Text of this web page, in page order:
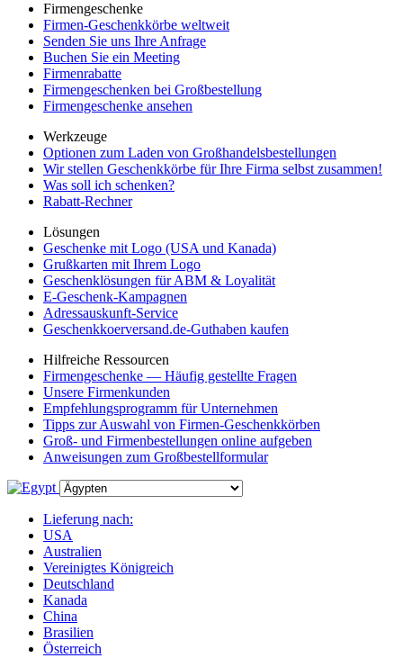
Firmengeschenke
Firmen-Geschenkkörbe weltweit
Senden Sie uns Ihre Anfrage
Buchen Sie ein Meeting
Firmenrabatte
Firmengeschenken bei Großbestellung
Firmengeschenke ansehen
Werkzeuge
Optionen zum Laden von Großhandelsbestellungen
Wir stellen Geschenkkörbe für Ihre Firma selbst zusammen!
Was soll ich schenken?
Rabatt-Rechner
Lösungen
Geschenke mit Logo (USA und Kanada)
Grußkarten mit Ihrem Logo
Geschenklösungen für ABM & Loyalität
E-Geschenk-Kampagnen
Adressauskunft-Service
Geschenkkoerversand.de-Guthaben kaufen
Hilfreiche Ressourcen
Firmengeschenke — Häufig gestellte Fragen
Unsere Firmenkunden
Empfehlungsprogramm für Unternehmen
Tipps zur Auswahl von Firmen-Geschenkkörben
Groß- und Firmenbestellungen online aufgeben
Anweisungen zum Großbestellformular
Lieferung nach:
USA
Australien
Vereinigtes Königreich
Deutschland
Kanada
China
Brasilien
Österreich